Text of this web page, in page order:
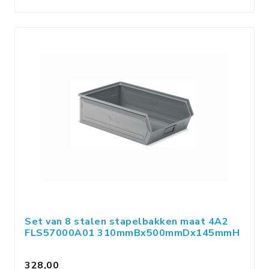
Set van 8 stalen stapelbakken maat 4A2
FLS57000A01 310mmBx500mmDx145mmH
328,00